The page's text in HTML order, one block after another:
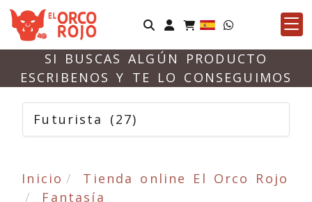
Identifícate
SI BUSCAS ALGÚN PRODUCTO
ESCRIBENOS Y TE LO CONSEGUIMOS
Futurista (27)
Inicio
Tienda online El Orco Rojo
Fantasía